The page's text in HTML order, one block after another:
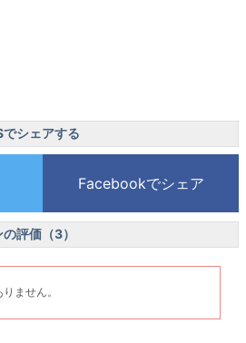
シェアする
評価（3）
ません。